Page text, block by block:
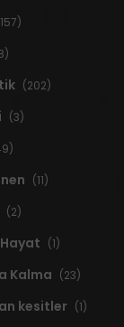
(202)
(3)
(11)
(2)
(1)
Kalma (23)
kesitler (1)